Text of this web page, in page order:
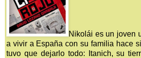
Nikolái es un joven
a vivir a España con su familia hace
tuvo que dejarlo todo: Itanich, su